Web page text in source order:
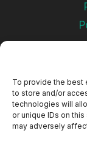
To provide the best
to store and/or
technologies will
or unique IDs on
may adversely